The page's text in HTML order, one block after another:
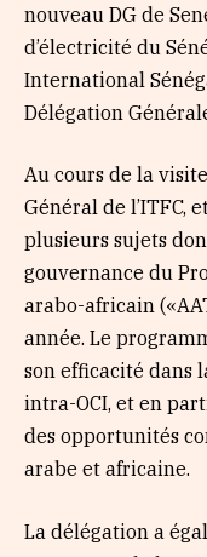
nouveau DG de
d’électricité du
International
Délégation
Au cours de la
Général de l’ITFC,
plusieurs sujets
gouvernance du
arabo-africain
année. Le
son efficacité dans
intra-OCI, et en
des opportunités
arabe et africaine.
La délégation a